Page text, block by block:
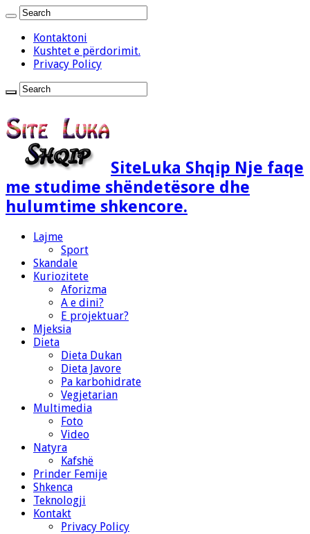
Kontaktoni
Kushtet e përdorimit.
Privacy Policy
SiteLuka Shqip Nje faqe
me studime shëndetësore dhe
hulumtime shkencore.
Lajme
Sport
Skandale
Kuriozitete
Aforizma
A e dini?
E projektuar?
Mjeksia
Dieta
Dieta Dukan
Dieta Javore
Pa karbohidrate
Vegjetarian
Multimedia
Foto
Video
Natyra
Kafshë
Prinder Femije
Shkenca
Teknologji
Kontakt
Privacy Policy